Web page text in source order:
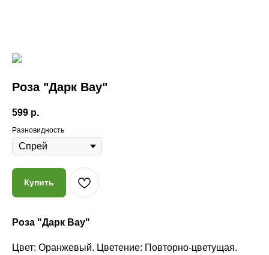
Роза "Дарк Вау"
599 р.
Разновидность
Купить
Роза "Дарк Вау"
Цвет: Оранжевый. Цветение: Повторно-цветущая.